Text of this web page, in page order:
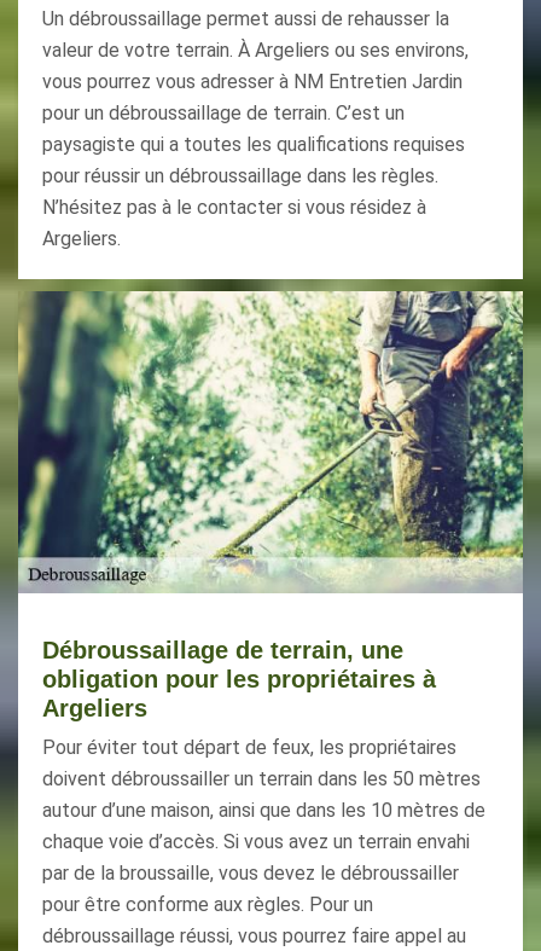
Un débroussaillage permet aussi de rehausser la
valeur de votre terrain. À Argeliers ou ses environs,
vous pourrez vous adresser à NM Entretien Jardin
pour un débroussaillage de terrain. C’est un
paysagiste qui a toutes les qualifications requises
pour réussir un débroussaillage dans les règles.
N’hésitez pas à le contacter si vous résidez à
Argeliers.
Débroussaillage de terrain, une
obligation pour les propriétaires à
Argeliers
Pour éviter tout départ de feux, les propriétaires
doivent débroussailler un terrain dans les 50 mètres
autour d’une maison, ainsi que dans les 10 mètres de
chaque voie d’accès. Si vous avez un terrain envahi
par de la broussaille, vous devez le débroussailler
pour être conforme aux règles. Pour un
débroussaillage réussi, vous pourrez faire appel au